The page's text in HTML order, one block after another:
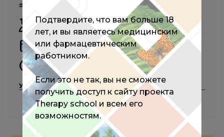
#диетология #кардиология
#неврология
Абрамян М.В., Аметов А.С., Булаева Н.И.,
Голухова Е.З., Григорьева М.А.и другие
13 марта 2024
10:00 - 18:00 (мск)
Участие бесплатное
ПОДРОБНЕЕ
Подтвердите, что вам больше 18
лет, и вы являетесь медицинским
или фармацевтическим
работником.
Если это не так, вы не сможете
получить доступ к сайту проекта
Therapy school и всем его
возможностям.